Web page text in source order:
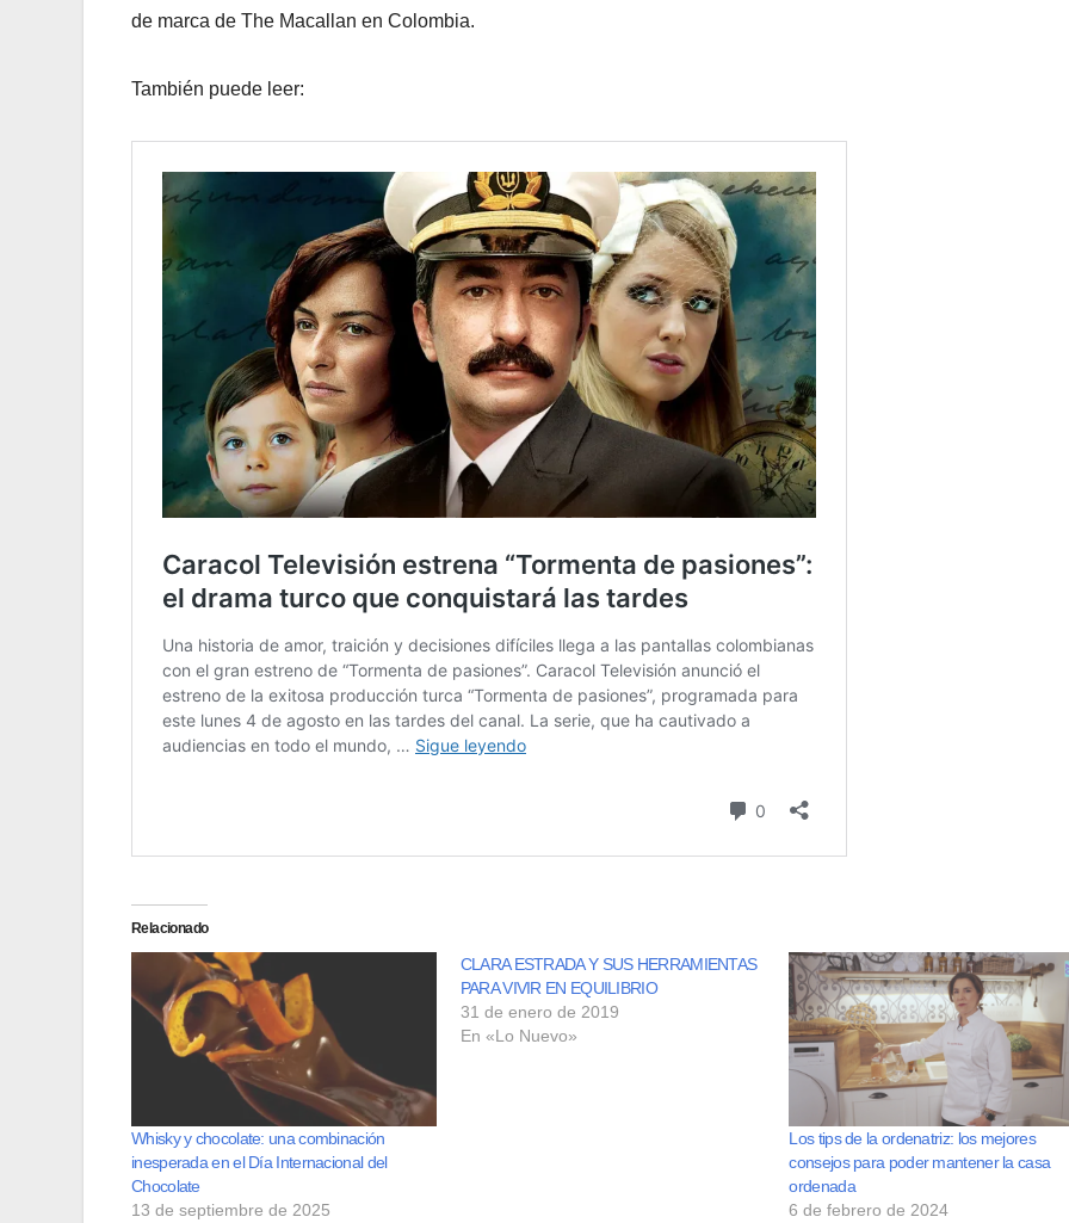
de marca de The Macallan en Colombia.
También puede leer:
Relacionado
Whisky y chocolate: una combinación
inesperada en el Día Internacional del
Chocolate
13 de septiembre de 2025
CLARA ESTRADA Y SUS HERRAMIENTAS
PARA VIVIR EN EQUILIBRIO
31 de enero de 2019
En «Lo Nuevo»
Los tips de la ordenatriz: los mejores
consejos para poder mantener la casa
ordenada
6 de febrero de 2024